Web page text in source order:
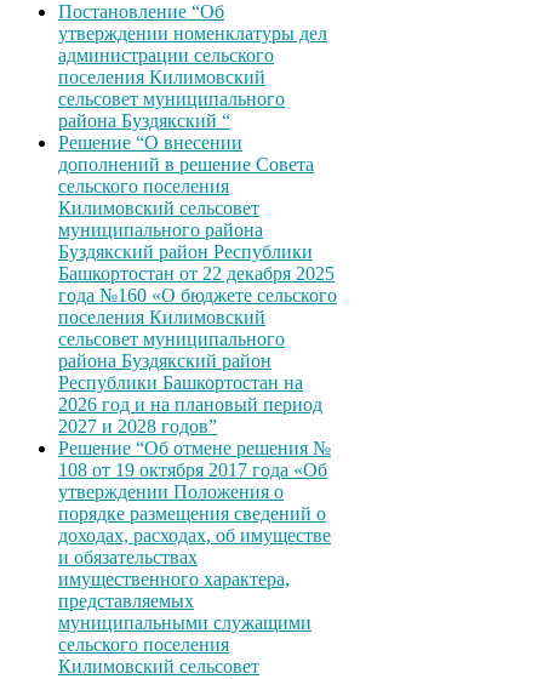
Постановление “Об
утверждении номенклатуры дел
администрации сельского
поселения Килимовский
сельсовет муниципального
района Буздякский “
Решение “О внесении
дополнений в решение Совета
сельского поселения
Килимовский сельсовет
муниципального района
Буздякский район Республики
Башкортостан от 22 декабря 2025
года №160 «О бюджете сельского
поселения Килимовский
сельсовет муниципального
района Буздякский район
Республики Башкортостан на
2026 год и на плановый период
2027 и 2028 годов”
Решение “Об отмене решения №
108 от 19 октября 2017 года «Об
утверждении Положения о
порядке размещения сведений о
доходах, расходах, об имуществе
и обязательствах
имущественного характера,
представляемых
муниципальными служащими
сельского поселения
Килимовский сельсовет